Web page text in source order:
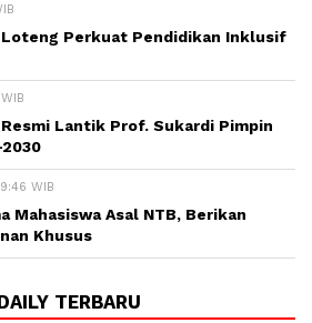
Loteng Perkuat Pendidikan Inklusif
Lantik Prof. Sukardi Pimpin
WIB
Mahasiswa Asal NTB, Berikan
Khusus
TERBARU